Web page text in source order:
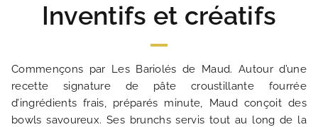
Inventifs et créatifs
Commençons par Les Bariolés de Maud. Autour d’une
recette signature de pâte croustillante fourrée
d’ingrédients frais, préparés minute, Maud conçoit des
bowls savoureux. Ses brunchs servis tout au long de la